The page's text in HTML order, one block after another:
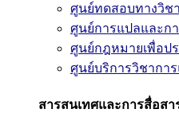
ศูนย์ทดสอบทางวิช
ศูนย์การแปลและก
ศูนย์กฎหมายเพื่อป
ศูนย์บริการวิชากา
สารสนเทศและการสื่อสา